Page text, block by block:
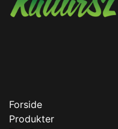
Forside
Produkter